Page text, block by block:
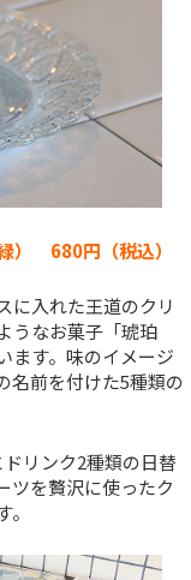
） 680円（税込）
に入れた王道のクリ
うなお菓子「琥珀
ます。味のイメージ
名前を付けた5種類の
リンク2種類の日替
ツを贅沢に使ったク